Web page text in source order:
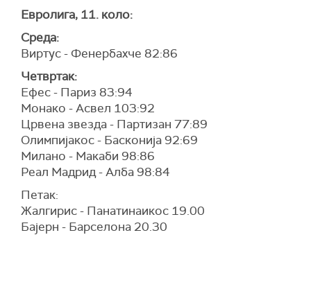
Евролига, 11. коло:
Среда:
Виртус - Фенербахче 82:86
Четвртак:
Ефес - Париз 83:94
Монако - Асвел 103:92
Црвена звезда - Партизан 77:89
Олимпијакос - Басконија 92:69
Милано - Макаби 98:86
Реал Мадрид - Алба 98:84
Петак:
Жалгирис - Панатинаикос 19.00
Бајерн - Барселона 20.30